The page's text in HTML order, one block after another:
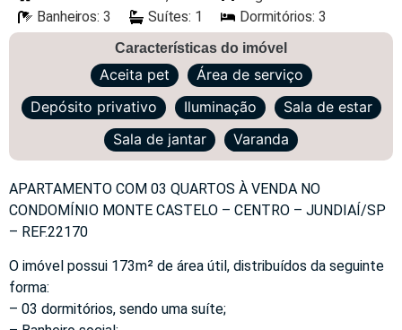
Banheiros: 3
Suítes: 1 Dormitórios: 3
Características do imóvel
Aceita pet
Área de serviço
Depósito privativo
Iluminação
Sala de estar
Sala de jantar
Varanda
APARTAMENTO COM 03 QUARTOS À VENDA NO
CONDOMÍNIO MONTE CASTELO – CENTRO – JUNDIAÍ/SP
– REF.22170
O imóvel possui 173m² de área útil, distribuídos da seguinte
forma:
– 03 dormitórios, sendo uma suíte;